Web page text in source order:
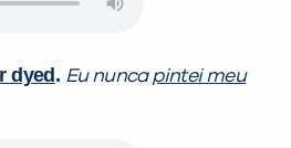
dyed. Eu nuncapintei meu